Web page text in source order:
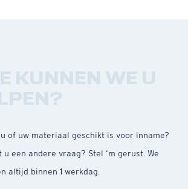
u of uw materiaal geschikt is voor inname?
u een andere vraag? Stel ‘m gerust. We
altijd binnen 1 werkdag.